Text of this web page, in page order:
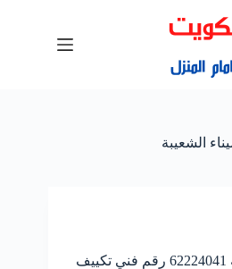
الشعيبة
فني تكييف ميناء الشعيبة 62224041 رقم فني تكييف